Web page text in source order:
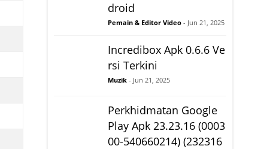
droid
Pemain & Editor Video - Jun 21, 2025
Incredibox Apk 0.6.6 Ve
rsi Terkini
Muzik - Jun 21, 2025
Perkhidmatan Google
Play Apk 23.23.16 (0003
00-540660214) (232316